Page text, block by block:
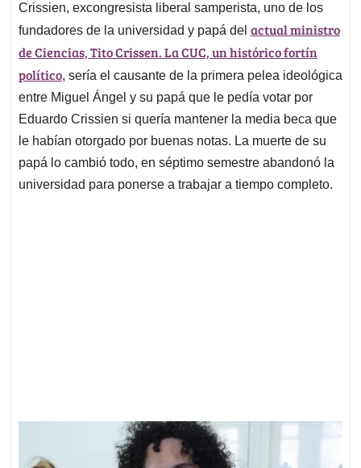
Crissien, excongresista liberal samperista, uno de los
fundadores de la universidad y papá del actual ministro
de Ciencias,Tito Crissen. La CUC, un histórico fortín
político, sería el causante de la primera pelea ideológica
entre Miguel Ángel y su papá que le pedía votar por
Eduardo Crissien si quería mantener la media beca que
le habían otorgado por buenas notas. La muerte de su
papá lo cambió todo, en séptimo semestre abandonó la
universidad para ponerse a trabajar a tiempo completo.